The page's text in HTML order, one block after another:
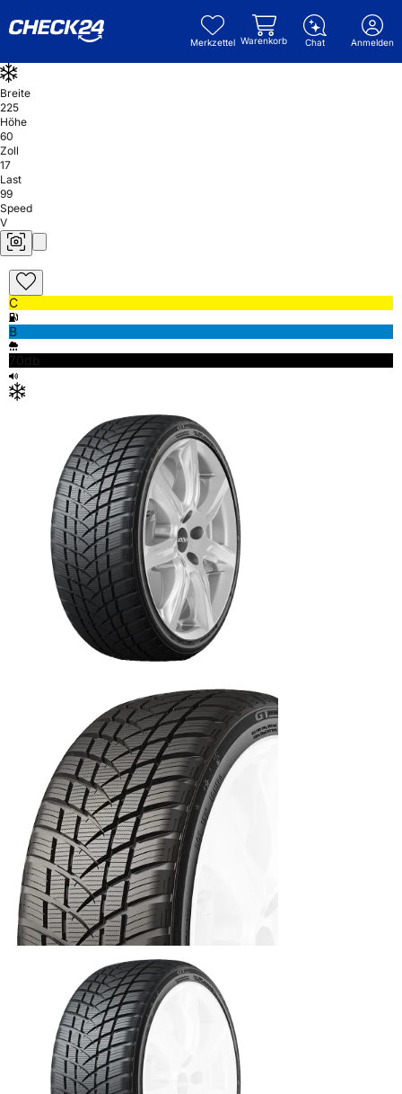
Merkzettel Warenkorb Chat Anmelden
Breite
225
Höhe
60
Zoll
17
Last
99
Speed
V
C
B
70db